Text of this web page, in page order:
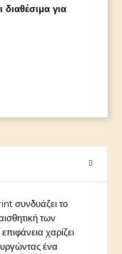
για
συνδυάζει το
των
χαρίζει
ένα